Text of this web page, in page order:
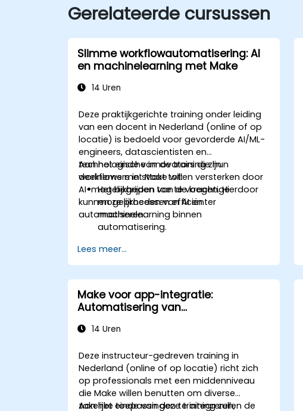
Gerelateerde cursussen
Slimme workflowautomatisering: AI
en machinelearning met Make
14 Uren
Deze praktijkgerichte training onder leiding
van een docent in Nederland (online of op
locatie) is bedoeld voor gevorderde AI/ML-
engineers, datascientisten en
technologische innovators die hun
workflows met Make willen versterken door
AI-mogelijkheden toe te voegen. Hierdoor
kunnen ze processen efficiënter
automatiseren.
Aan het einde van de training zijn
deelnemers in staat tot:
Het begrijpen van de krachtige
mogelijkheden van AI en
machinelearning binnen
automatisering.
Make-workflows via API's.
Het toepassen van sentimentanalyse,
voorspellende modellering en data-
gestuurde besluitvorming.
Het optimaliseren en opschalen van AI-
gebaseerde automatisatieworkflows.
Lees meer...
Make voor app-integratie:
Automatisering van
14 Uren
Deze instructeur-gedreven training in
Nederland (online of op locatie) richt zich
op professionals met een middenniveau
die Make willen benutten om diverse
zakelijke toepassingen te integreren,
Aan het einde van deze training zullen de